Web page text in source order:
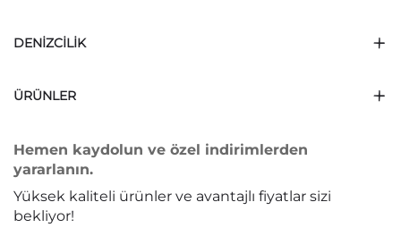
DENIZCILIK
ÜRÜNLER
Hemen kaydolun ve özel indirimlerden
yararlanın.
Yüksek kaliteli ürünler ve avantajlı fiyatlar sizi
bekliyor!